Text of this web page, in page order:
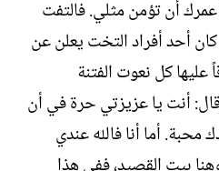
أن تؤمن مثلي. فالتفت
أحد أفراد التخت يعلن عن
كل نعوت الفتنة
أنت يا عزيزتي حرة في أن
محبة. أما أنا فالله عندي